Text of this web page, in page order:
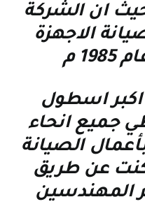
ان الشركة
الاجهزة
م
اسطول
جميع انحاء
الصيانة
كنت عن طريق
المهندسين